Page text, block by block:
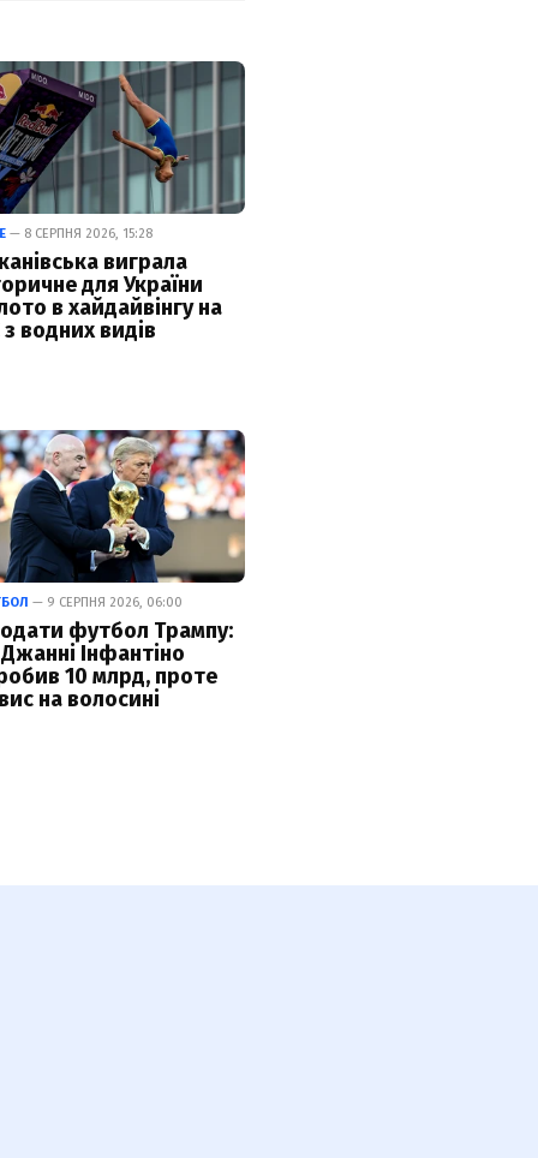
— 8 СЕРПНЯ 2026, 15:28
виграла
для України
в хайдайвінгу на
водних видів
— 9 СЕРПНЯ 2026, 06:00
футбол Трампу:
Інфантіно
10 млрд, проте
на волосині